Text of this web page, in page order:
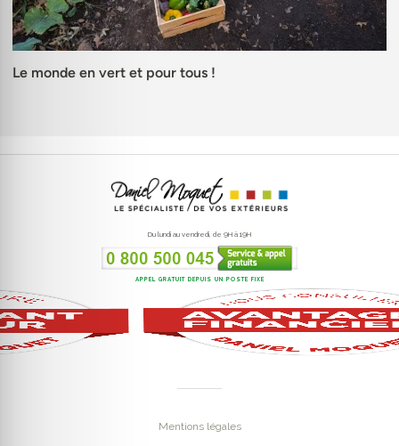
Le monde en vert et pour tous !
Du lundi au vendredi, de 9H à 19H
APPEL GRATUIT DEPUIS UN POSTE FIXE
Mentions légales